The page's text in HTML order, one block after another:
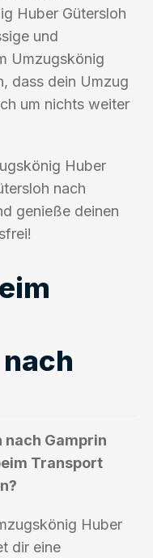
Huber Gütersloh
und
Umzugskönig
dass dein Umzug
um nichts weiter
Huber
nach
genieße deinen
nach Gamprin
Transport
Huber
dir eine